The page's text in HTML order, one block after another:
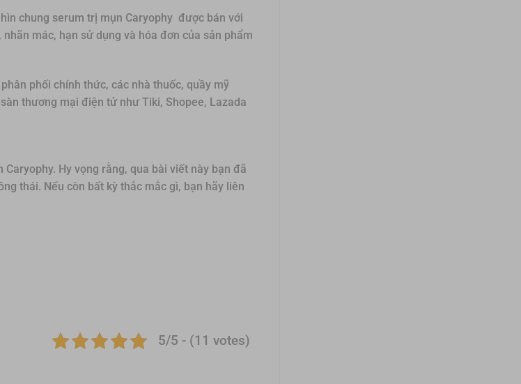
chung serum trị mụn Caryophy được bán với
mác, hạn sử dụng và hóa đơn của sản phẩm
phối chính thức, các nhà thuốc, quầy mỹ
thương mại điện tử như Tiki, Shopee, Lazada
Hy vọng rằng, qua bài viết này bạn đã
thái. Nếu còn bất kỳ thắc mắc gì, bạn hãy liên
5/5 - (11 votes)